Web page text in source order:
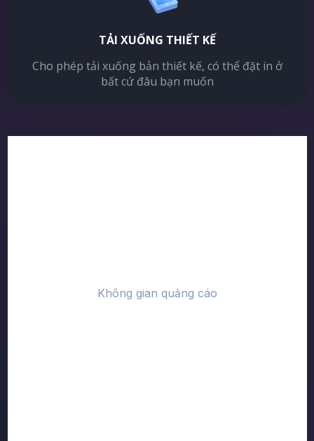
TẢI XUỐNG THIẾT KẾ
Cho phép tải xuống bản thiết kế, có thể đặt in ở
bất cứ đâu bạn muốn